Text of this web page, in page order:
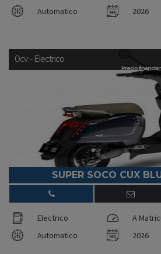
Automatico
2026
Precio
0cv - Electrico
SUPER SOCO CUX
Electrico A
Automatico
2026